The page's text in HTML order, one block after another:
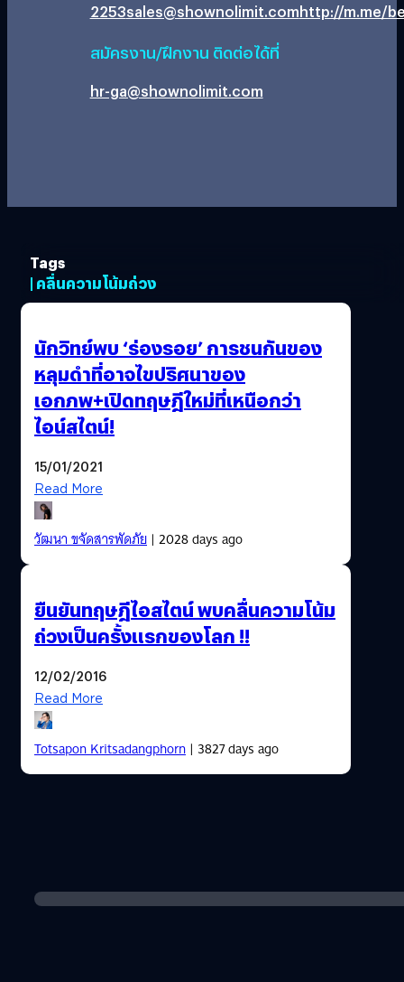
2253sales@shownolimit.comhttp://m.me/
สมัครงาน/ฝึกงาน ติดต่อได้ที่
hr-ga@shownolimit.com
Tags
| คลื่นความโน้มถ่วง
นักวิทย์พบ ‘ร่องรอย’ การชนกันของ
หลุมดำที่อาจไขปริศนาของ
เอกภพ+เปิดทฤษฎีใหม่ที่เหนือกว่า
ไอน์สไตน์!
15/01/2021
Read More
วัฒนา ขจัดสารพัดภัย| 2028 days ago
ยืนยันทฤษฎีไอสไตน์ พบคลื่นความโน้ม
ถ่วงเป็นครั้งแรกของโลก !!
12/02/2016
Read More
Totsapon Kritsadangphorn| 3827 days ago